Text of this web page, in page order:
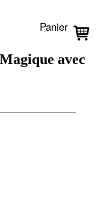
Panier
avec